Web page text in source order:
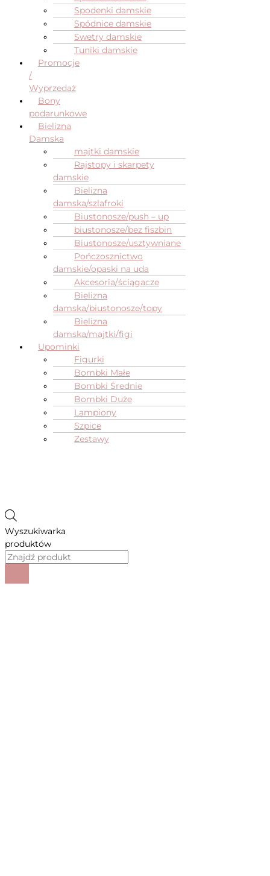
Spodenki damskie
Spódnice damskie
Swetry damskie
Tuniki damskie
Promocje
/
Wyprzedaż
Bony
podarunkowe
Bielizna
Damska
majtki damskie
Rajstopy i skarpety
damskie
Bielizna
damska/szlafroki
Biustonosze/push – up
biustonosze/bez fiszbin
Biustonosze/usztywniane
Pończosznictwo
damskie/opaski na uda
Akcesoria/ściągacze
Bielizna
damska/biustonosze/topy
Bielizna
damska/majtki/figi
Upominki
Figurki
Bombki Małe
Bombki Średnie
Bombki Duże
Lampiony
Szpice
Zestawy
Wyszukiwarka
produktów